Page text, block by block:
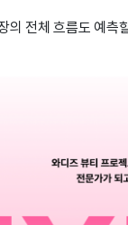
의 전체 흐름도 예측